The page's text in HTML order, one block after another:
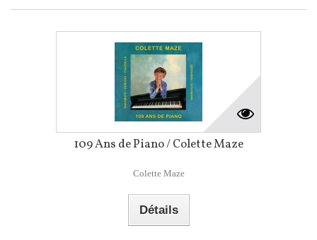
109 Ans de Piano / Colette Maze
Colette Maze
Détails